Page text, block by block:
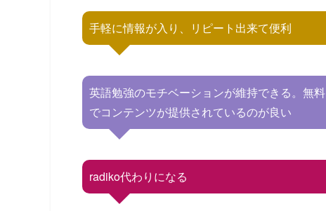
手軽に情報が入り、リピート出来て便利
英語勉強のモチベーションが維持できる。無料
でコンテンツが提供されているのが良い
radiko代わりになる